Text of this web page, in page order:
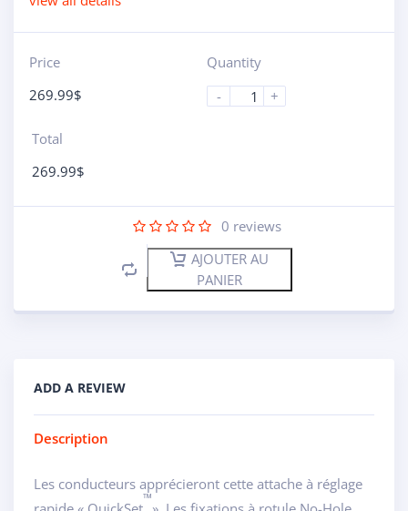
Price
269.99$
Quantity
-
+
Total
269.99$
0 reviews
AJOUTER AU
PANIER
ADD A REVIEW
Description
Les conducteurs apprécieront cette attache à réglage
™